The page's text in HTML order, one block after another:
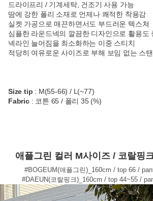
드라이프리 / 기계세탁, 건조기 사용 가능
땀에 강한 폴리 소재로 언제나 쾌적한 착용감
실켓 가공으로 매끈하면서도 부드러운 텍스쳐
심플한 라운드넥의 깔끔한 디자인으로 활용도
넥라인 늘어짐을 최소화하는 이중 스티치
적당히 여유로운 사이즈로 부해 보임 없는 스
Size tip : M(55-66) / L(~77)
Fabric: 코튼 65 / 폴리 35 (%)
애플그린 컬러 M사이즈 / 코랄핑
#BOGEUM(애플그린)_160cm / top 66 /
#DAEUN(코랄핑크)_160cm / top 44~55 /